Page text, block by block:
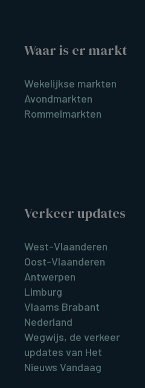
Waar is er markt
Wekelijkse markten
Avondmarkten
Rommelmarkten
Verkeer updates
West-Vlaanderen
Oost-Vlaanderen
Antwerpen
Limburg
Vlaams Brabant
Nederland
Wegwijs, de verkeer
updates van Het
Nieuws Vandaag